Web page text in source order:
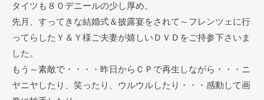
タイツも８０デニールの少し厚め。
先月、すってきな結婚式＆披露宴をされて～フレンツェに行
ってらしたＹ＆Ｙ様ご夫妻が嬉しいＤＶＤをご持参下さいま
した。
もう～素敵で・・・・昨日からＣＰで再生しながら・・・ニ
ヤニヤしたり、笑ったり、ウルウルしたり・・・感動して画